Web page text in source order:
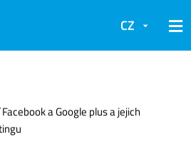
CZ
a Google plus a jejich